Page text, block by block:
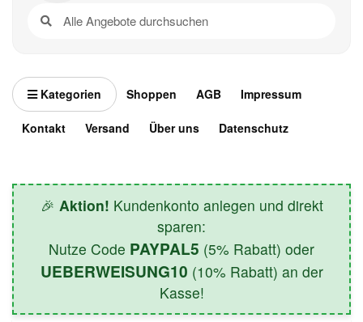
Kategorien Shoppen AGB Impressum
Kontakt Versand Über uns Datenschutz
🎉 Aktion! Kundenkonto anlegen und direkt
sparen:
Nutze Code PAYPAL5 (5% Rabatt) oder
UEBERWEISUNG10 (10% Rabatt) an der
Kasse!